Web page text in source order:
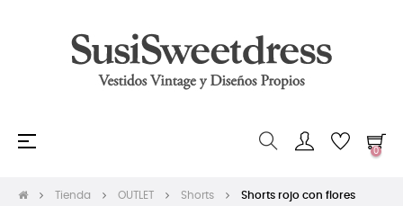
Navegación
☰
0
Tienda OUTLET Shorts
Shorts rojo con flores